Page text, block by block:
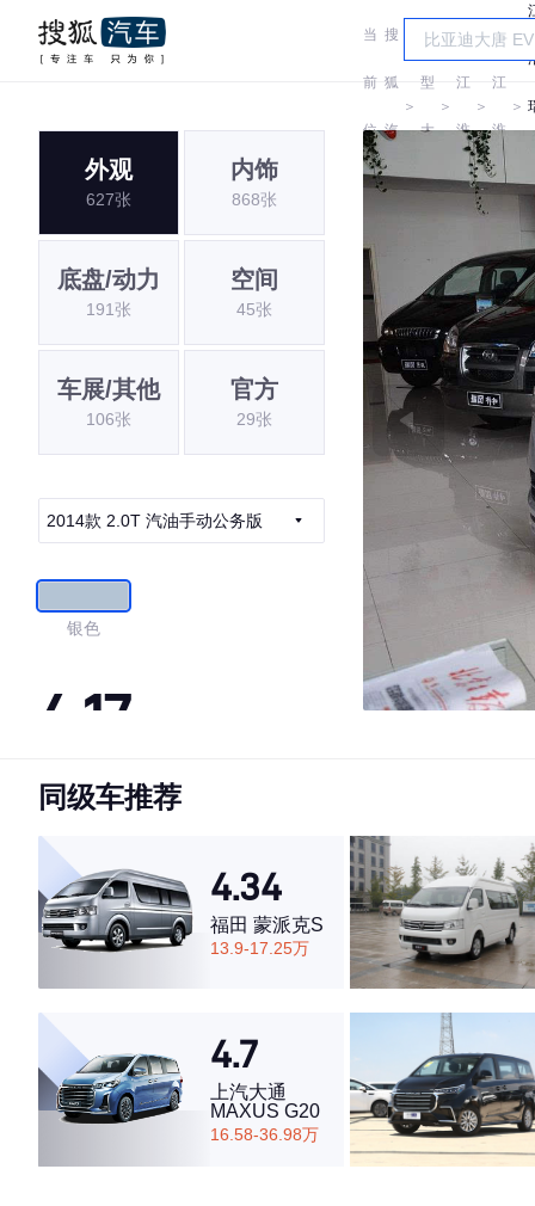
当
前
位
置:
搜
狐
汽
车
＞
车
型
大
全
＞
江
淮
＞
江
淮
＞
外观
627张
内饰
868张
底盘/动力
191张
空间
45张
车展/其他
106张
官方
29张
2014款 2.0T 汽油手动公务版
银色
4.17
·外观表现一般，低于85%同级车
·空间表现较为优秀，优于65%同级车
同级车推荐
4.34
福田 蒙派克S
13.9-17.25万
4.7
上汽大通
MAXUS G20
16.58-36.98万